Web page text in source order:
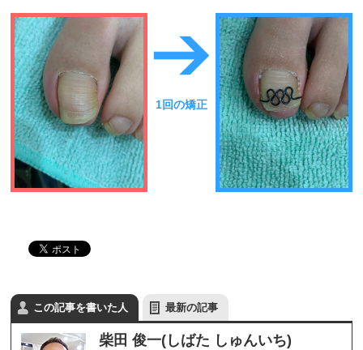
1回の矯正
この記事を書いた人 最新の記事
柴田 俊一(しばた しゅんいち)